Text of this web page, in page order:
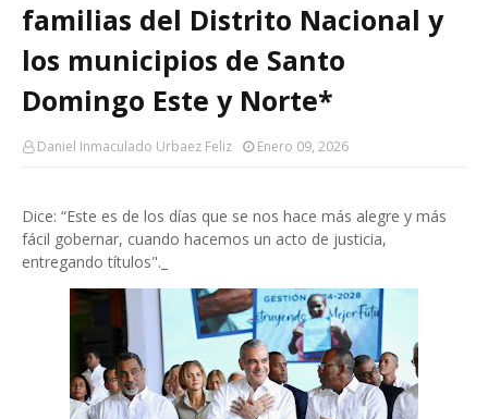
familias del Distrito Nacional y
los municipios de Santo
Domingo Este y Norte*
Daniel Inmaculado Urbaez Feliz Enero 09, 2026
Dice: “Este es de los días que se nos hace más alegre y más
fácil gobernar, cuando hacemos un acto de justicia,
entregando títulos"._